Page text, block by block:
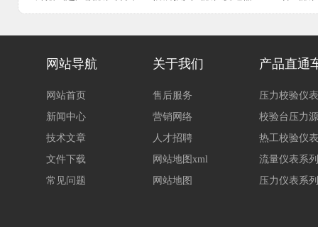
投入式静压液位变送器
平衡罩式液位变送器 导压式液
网站导航
网站首页
新闻中心
技术文章
文件下载
常见问题
关于我们
售后服务
营销网络
人才招聘
网站地图xml
网站地图
产品直通
压力校验仪表
校验台压力源
热工校验仪表
流量仪表系列
压力仪表系列